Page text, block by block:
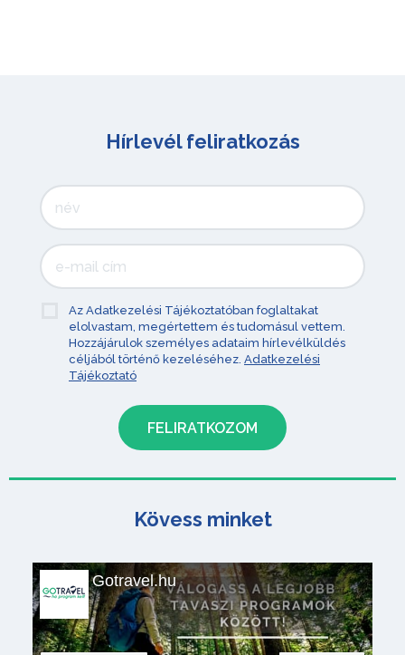
Hírlevél feliratkozás
Az Adatkezelési Tájékoztatóban foglaltakat
elolvastam, megértettem és tudomásul vettem.
Hozzájárulok személyes adataim hírlevélküldés
céljából történő kezeléséhez. Adatkezelési
Tájékoztató
Kövess minket
Gotravel.hu